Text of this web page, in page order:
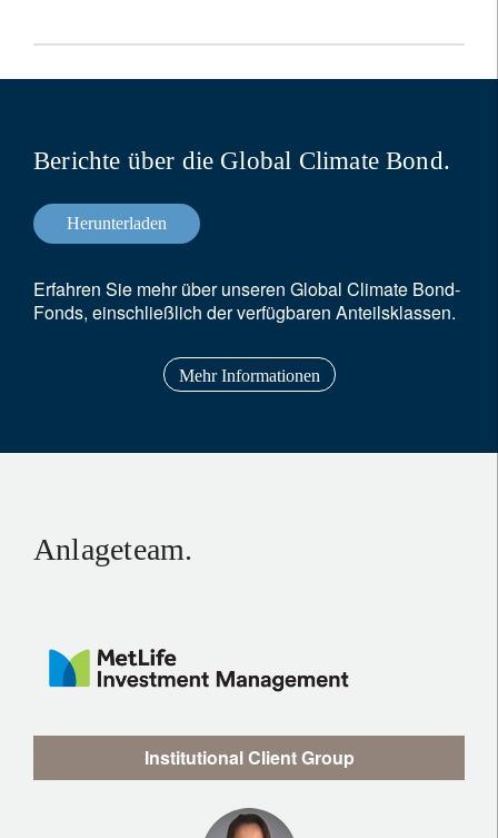
Berichte über die Global Climate Bond.
Herunterladen
Erfahren Sie mehr über unseren Global Climate Bond-
Fonds, einschließlich der verfügbaren Anteilsklassen.
Mehr Informationen
Anlageteam.
Institutional Client Group